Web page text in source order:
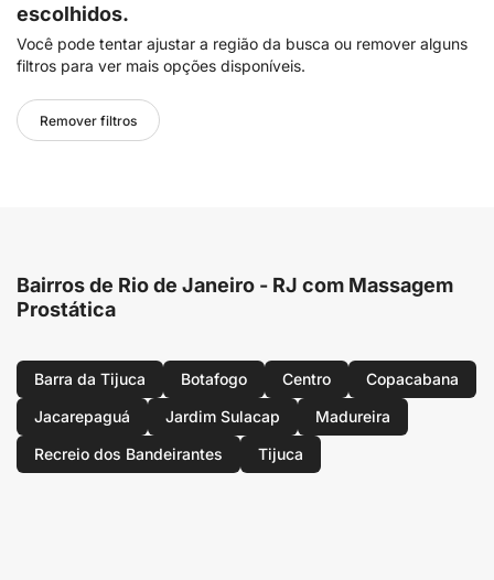
escolhidos.
Você pode tentar ajustar a região da busca ou remover alguns
filtros para ver mais opções disponíveis.
Remover filtros
Bairros de Rio de Janeiro - RJ com Massagem
Prostática
Barra da Tijuca Botafogo Centro
Copacabana
Jacarepaguá
Jardim Sulacap
Madureira
Recreio dos Bandeirantes
Tijuca